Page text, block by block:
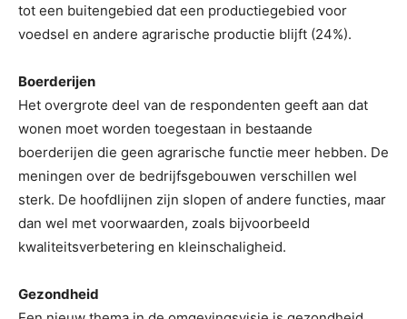
tot een buitengebied dat een productiegebied voor
voedsel en andere agrarische productie blijft (24%).
Boerderijen
Het overgrote deel van de respondenten geeft aan dat
wonen moet worden toegestaan in bestaande
boerderijen die geen agrarische functie meer hebben. De
meningen over de bedrijfsgebouwen verschillen wel
sterk. De hoofdlijnen zijn slopen of andere functies, maar
dan wel met voorwaarden, zoals bijvoorbeeld
kwaliteitsverbetering en kleinschaligheid.
Gezondheid